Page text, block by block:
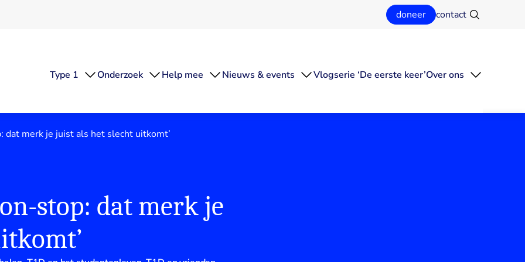
doneer contact Zoeken
Type 1 Onderzoek Help mee Nieuws & events Vlogserie ‘De eerste keer’Over ons
dat merk je juist als het slecht uitkomt’
stop: dat merk je